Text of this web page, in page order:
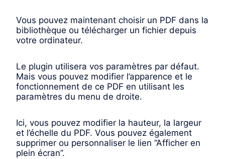
Vous pouvez maintenant choisir un PDF dans la
bibliothèque ou télécharger un fichier depuis
votre ordinateur.
Le plugin utilisera vos paramètres par défaut.
Mais vous pouvez modifier l’apparence et le
fonctionnement de ce PDF en utilisant les
paramètres du menu de droite.
Ici, vous pouvez modifier la hauteur, la largeur
et l’échelle du PDF. Vous pouvez également
supprimer ou personnaliser le lien “Afficher en
plein écran”.